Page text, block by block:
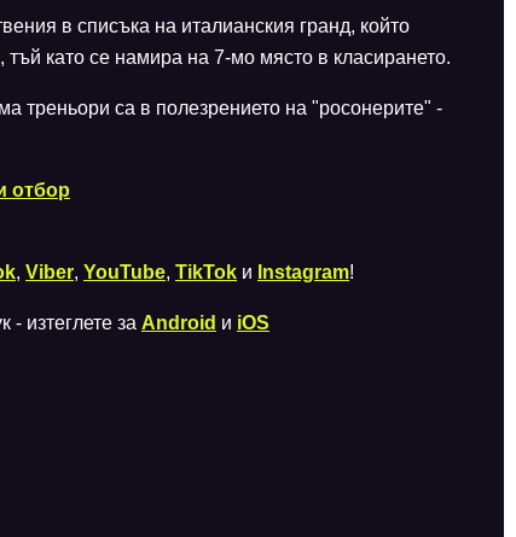
в списъка на италианския гранд, който
като се намира на 7-мо място в класирането.
треньори са в полезрението на "росонерите" -
отбор
, Viber, YouTube, TikTok и Instagram!
- изтеглете за Android и iOS